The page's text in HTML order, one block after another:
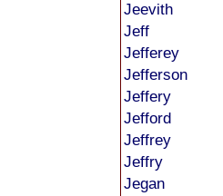
Jeevith
Jeff
Jefferey
Jefferson
Jeffery
Jefford
Jeffrey
Jeffry
Jegan